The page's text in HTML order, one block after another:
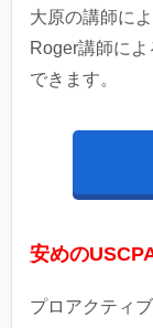
大原の講師に
Roger講師に
できます。
安めの
プロアクティ